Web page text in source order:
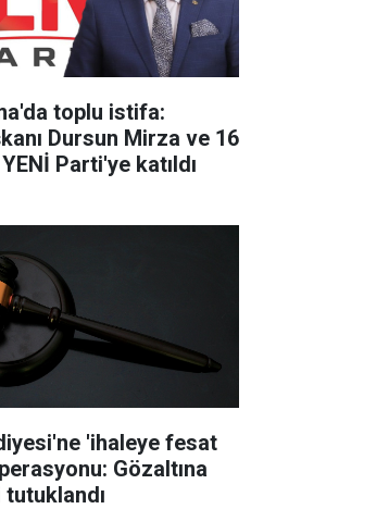
toplu istifa:
Dursun Mirza ve 16
Parti'ye katıldı
'ihaleye fesat
Gözaltına
tutuklandı